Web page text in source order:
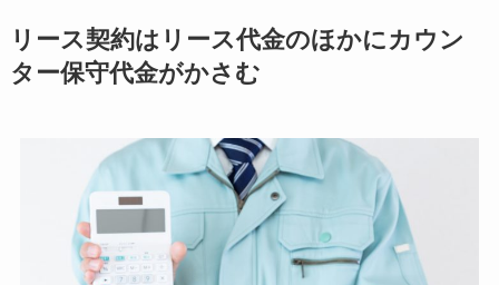
リース契約はリース代金のほかにカウン
ター保守代金がかさむ